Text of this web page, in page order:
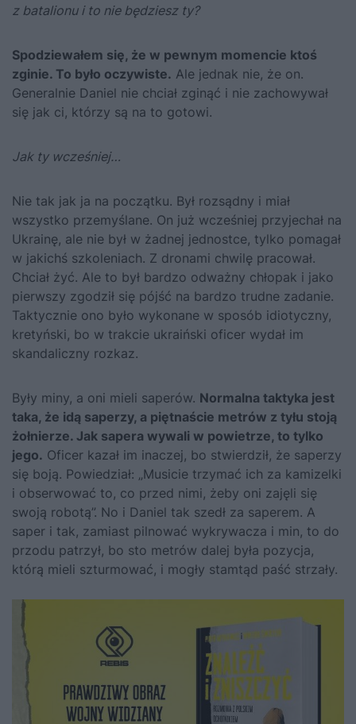
z batalionu i to nie będziesz ty?
Spodziewałem się, że w pewnym momencie ktoś
zginie. To było oczywiste. Ale jednak nie, że on.
Generalnie Daniel nie chciał zginąć i nie zachowywał
się jak ci, którzy są na to gotowi.
Jak ty wcześniej…
Nie tak jak ja na początku. Był rozsądny i miał
wszystko przemyślane. On już wcześniej przyjechał na
Ukrainę, ale nie był w żadnej jednostce, tylko pomagał
w jakichś szkoleniach. Z dronami chwilę pracował.
Chciał żyć. Ale to był bardzo odważny chłopak i jako
pierwszy zgodził się pójść na bardzo trudne zadanie.
Taktycznie ono było wykonane w sposób idiotyczny,
kretyński, bo w trakcie ukraiński oficer wydał im
skandaliczny rozkaz.
Były miny, a oni mieli saperów. Normalna taktyka jest
taka, że idą saperzy, a piętnaście metrów z tyłu stoją
żołnierze. Jak sapera wywali w powietrze, to tylko
jego. Oficer kazał im inaczej, bo stwierdził, że saperzy
się boją. Powiedział: „Musicie trzymać ich za kamizelki
i obserwować to, co przed nimi, żeby oni zajęli się
swoją robotą”. No i Daniel tak szedł za saperem. A
saper i tak, zamiast pilnować wykrywacza i min, to do
przodu patrzył, bo sto metrów dalej była pozycja,
którą mieli szturmować, i mogły stamtąd paść strzały.